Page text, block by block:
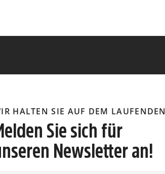
HALTEN SIE AUF DEM LAUFENDEN
Sie sich für
Newsletter an!